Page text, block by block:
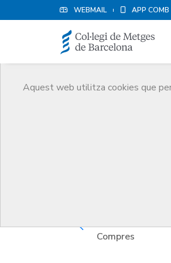
WEBMAIL APP COMB
Aquest web utilitza cookies que
Compres